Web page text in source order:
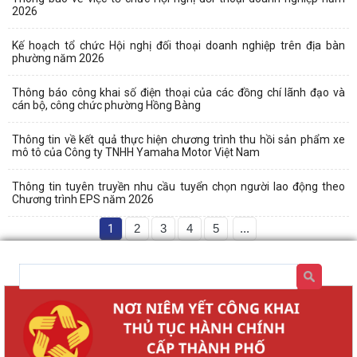
2026
Kế hoạch tổ chức Hội nghị đối thoại doanh nghiệp trên địa bàn
phường năm 2026
Thông báo công khai số điện thoại của các đồng chí lãnh đạo và
cán bộ, công chức phường Hồng Bàng
Thông tin về kết quả thực hiện chương trình thu hồi sản phẩm xe
mô tô của Công ty TNHH Yamaha Motor Việt Nam
Thông tin tuyên truyền nhu cầu tuyển chọn người lao động theo
Chương trình EPS năm 2026
1 2 3 4 5 ...